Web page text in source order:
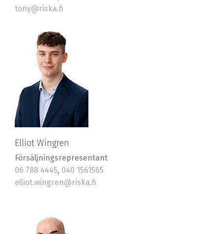
tony@riska.fi
Elliot Wingren
Försäljningsrepresentant
06 788 4445, 040 1561565
elliot.wingren@riska.fi